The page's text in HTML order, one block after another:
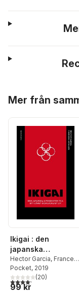
Mer från
Ikigai : den
japanska
livskonsten till ett
långt och lyckligt
liv
Hector Garcia, Francesc
Miralles
Pocket, 2019
4,2utav 5 stjärnor.
(20)
99 kr